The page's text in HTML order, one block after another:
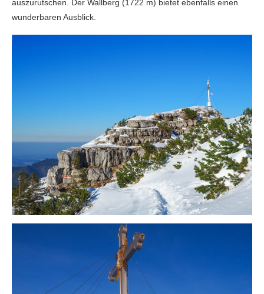
auszurutschen. Der Wallberg (1722 m) bietet ebenfalls einen
wunderbaren Ausblick.